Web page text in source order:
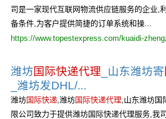
司是一家现代互联网物流供应链服务的企业,
备条件,为客户提供简捷的订单系统和操...
https://www.topestexpress.com/kuaidi-
潍坊国际快递代理 _山东潍坊寄
_潍坊发DHL/...
潍坊国际快递,潍坊国际快递代理,山东潍坊国
限公司致力于提供潍坊国际快递代理服务,我